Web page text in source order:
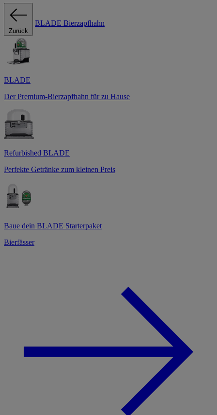
Zurück
BLADE Bierzapfhahn
BLADE
Der Premium-Bierzapfhahn für zu Hause
Refurbished BLADE
Perfekte Getränke zum kleinen Preis
Baue dein BLADE Starterpaket
Bierfässer